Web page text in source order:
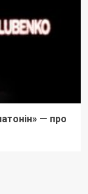
— про